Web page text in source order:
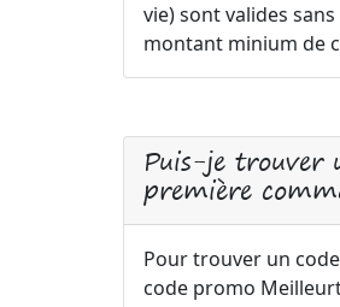
vie) sont valides
montant minium de
Puis-je trouver
première
Pour trouver un
code promo